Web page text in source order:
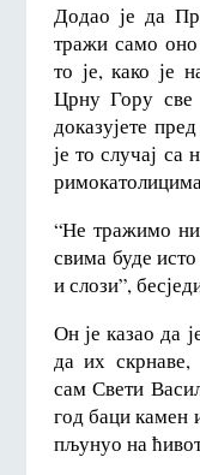
Додао је да
тражи само
то је, како је
Црну Гору
доказујете
је то случај
“Не тражимо
свима буде
и слози”,
Он је казао да
да их скрнаве,
сам Свети
год баци камен
пљунуо на